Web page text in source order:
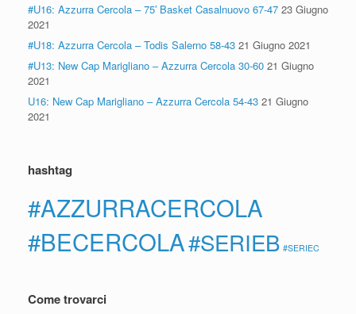
#U16: Azzurra Cercola – 75′ Basket Casalnuovo 67-47 23 Giugno
2021
#U18: Azzurra Cercola – Todis Salerno 58-43 21 Giugno 2021
#U13: New Cap Marigliano – Azzurra Cercola 30-60 21 Giugno
2021
U16: New Cap Marigliano – Azzurra Cercola 54-43 21 Giugno
2021
hashtag
#AZZURRACERCOLA
#BECERCOLA#SERIEB #SERIEC
Come trovarci